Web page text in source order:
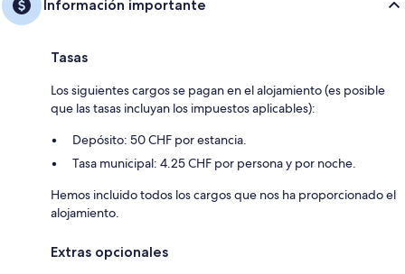
Información importante
Tasas
Los siguientes cargos se pagan en el alojamiento (es posible
que las tasas incluyan los impuestos aplicables):
Depósito: 50 CHF por estancia.
Tasa municipal: 4.25 CHF por persona y por noche.
Hemos incluido todos los cargos que nos ha proporcionado el
alojamiento.
Extras opcionales